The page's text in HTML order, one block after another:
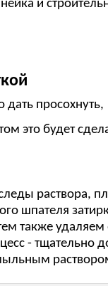
и
дать просохнуть,
это будет
раствора,
шпателя
также удаляем
- тщательно